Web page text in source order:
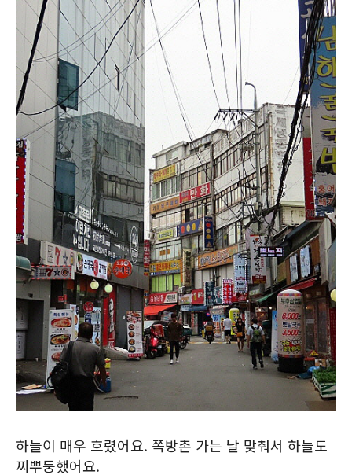
하늘이 매우 흐렸어요. 쪽방촌 가는 날 맞춰서 하늘도
찌뿌둥했어요.